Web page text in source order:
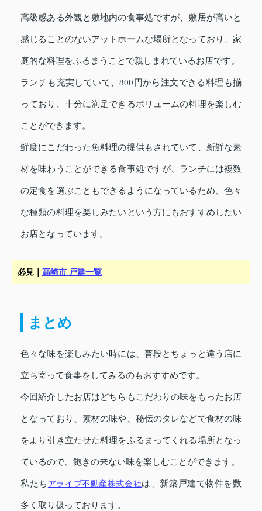
高級感ある外観と敷地内の食事処ですが、敷居が高いと
感じることのないアットホームな場所となっており、家
庭的な料理をふるまうことで親しまれているお店です。
ランチも充実していて、800円から注文できる料理も揃
っており、十分に満足できるボリュームの料理を楽しむ
ことができます。
鮮度にこだわった魚料理の提供もされていて、新鮮な素
材を味わうことができる食事処ですが、ランチには複数
の定食を選ぶこともできるようになっているため、色々
な種類の料理を楽しみたいという方にもおすすめしたい
お店となっています。
必見｜ 高崎市 戸建一覧
まとめ
色々な味を楽しみたい時には、普段とちょっと違う店に
立ち寄って食事をしてみるのもおすすめです。
今回紹介したお店はどちらもこだわりの味をもったお店
となっており、素材の味や、秘伝のタレなどで食材の味
をより引き立たせた料理をふるまってくれる場所となっ
ているので、飽きの来ない味を楽しむことができます。
私たち アライブ不動産株式会社は、新築戸建て物件を数
多く取り扱っております。